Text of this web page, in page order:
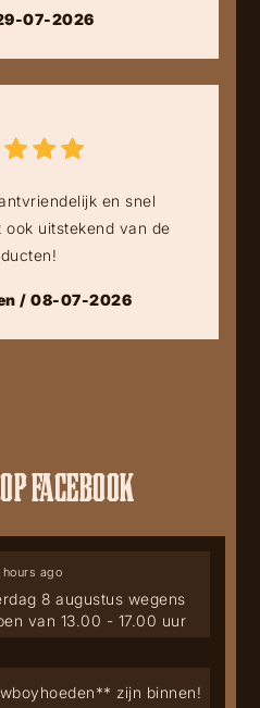
07-2026
en snel
ook uitstekend van de
/ 08-07-2026
FACEBOOK
8 augustus wegens
van 13.00 - 17.00 uur
ago
zijn binnen!